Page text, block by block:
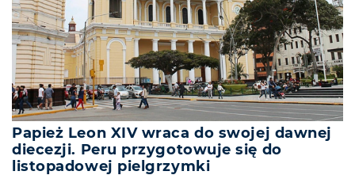
Papież Leon XIV wraca do swojej dawnej
diecezji. Peru przygotowuje się do
listopadowej pielgrzymki